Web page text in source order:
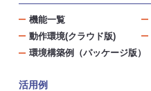
機能一覧
動作環境(クラウド版)
環境構築例（パッケージ版）
活用例